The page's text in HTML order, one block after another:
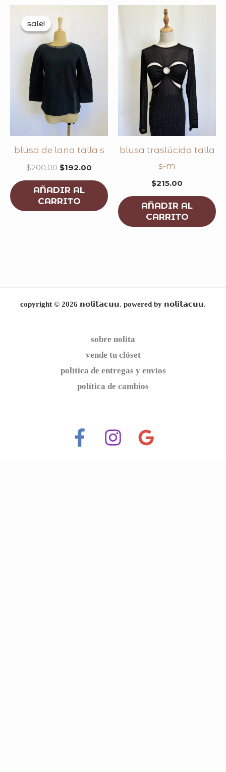
sale!
sale!
blusa de lana talla s
$200.00
price
was:
$200.00.
$192.00
AÑADIR AL
CARRITO
blusa traslúcida talla
s-m
$215.00
AÑADIR AL
CARRITO
copyright © 2026 𝗻𝗼𝗹𝗶𝘁𝗮𝗰𝘂𝘂. powered by 𝗻𝗼𝗹𝗶𝘁𝗮𝗰𝘂𝘂.
sobre nolita
vende tu clóset
política de entregas y envíos
política de cambios